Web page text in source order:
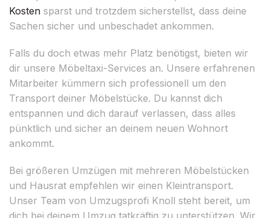
Kosten sparst und trotzdem sicherstellst, dass deine
Sachen sicher und unbeschadet ankommen.
Falls du doch etwas mehr Platz benötigst, bieten wir
dir unsere Möbeltaxi-Services an. Unsere erfahrenen
Mitarbeiter kümmern sich professionell um den
Transport deiner Möbelstücke. Du kannst dich
entspannen und dich darauf verlassen, dass alles
pünktlich und sicher an deinem neuen Wohnort
ankommt.
Bei größeren Umzügen mit mehreren Möbelstücken
und Hausrat empfehlen wir einen Kleintransport.
Unser Team von Umzugsprofi Knoll steht bereit, um
dich bei deinem Umzug tatkräftig zu unterstützen. Wir